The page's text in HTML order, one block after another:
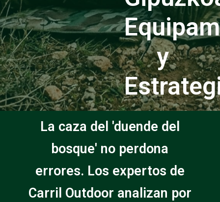
y
La caza del 'duende del
bosque' no perdona
errores. Los expertos de
Carril Outdoor analizan por